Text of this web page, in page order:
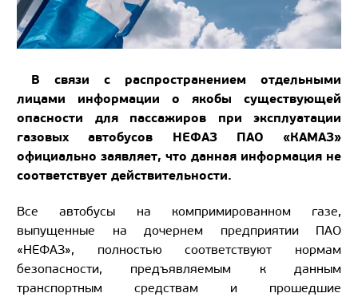
В связи с распространением отдельными
лицами информации о якобы существующей
опасности для пассажиров при эксплуатации
газовых автобусов НЕФАЗ ПАО «КАМАЗ»
официально заявляет, что данная информация не
соответствует действительности.
Все автобусы на компримированном газе,
выпущенные на дочернем предприятии ПАО
«НЕФАЗ», полностью соответствуют нормам
безопасности, предъявляемым к данным
транспортным средствам и прошедшие